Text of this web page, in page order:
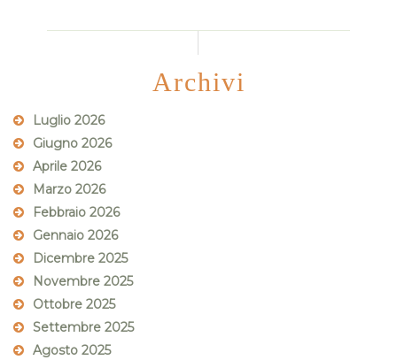
Archivi
Luglio 2026
Giugno 2026
Aprile 2026
Marzo 2026
Febbraio 2026
Gennaio 2026
Dicembre 2025
Novembre 2025
Ottobre 2025
Settembre 2025
Agosto 2025